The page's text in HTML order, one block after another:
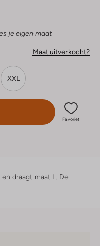
je eigen maat
Maat uitverkocht?
XXL
Favoriet
draagt maat L. De